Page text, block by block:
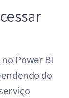
Power BI
do